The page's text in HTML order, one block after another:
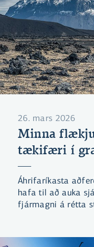
26. mars 2026
Minna
tækifæri í
Áhrifaríkasta
hafa til að auka
fjármagni á rétta